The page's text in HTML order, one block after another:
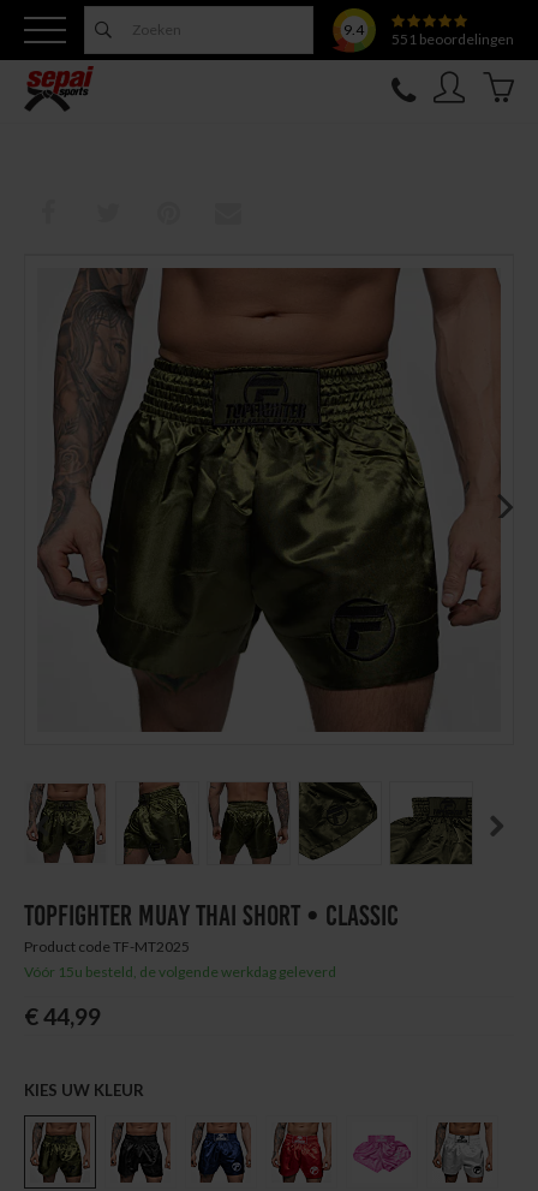
9.4
551 beoordelingen
Kleding
Uitrusting
Training
Verzorging
Overige
Thuis trainen
Previous
TOPFIGHTER MUAY THAI SHORT • CLASSIC
Product code TF-MT2025
Vóór 15u besteld, de volgende werkdag geleverd
€ 44,99
KIES UW KLEUR